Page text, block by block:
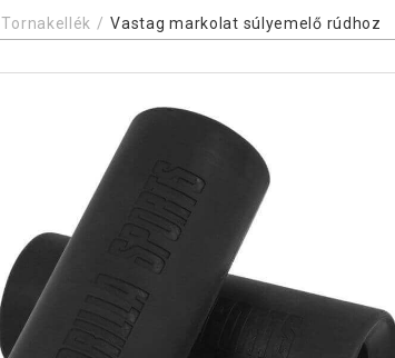
Tornakellék Vastag markolat súlyemelő rúdhoz